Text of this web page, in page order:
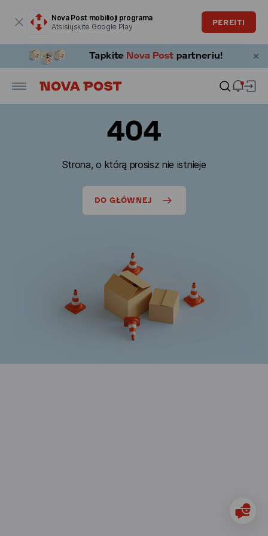
Nova Post mobilioji programa
Atsisiųskite Google Play
PEREITI
404
Strona, o którą prosisz nie istnieje
DO GŁÓWNEJ